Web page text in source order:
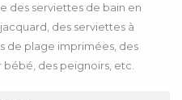
des serviettes de bain en
des serviettes à
de plage imprimées, des
des peignoirs, etc.